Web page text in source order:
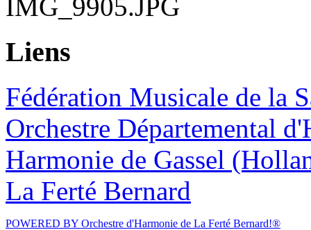
Liens
Fédération Musicale de la
Orchestre Départemental
Harmonie de Gassel
La Ferté Bernard
POWERED BY Orchestre d'Harmonie de La Ferté Bernard!®